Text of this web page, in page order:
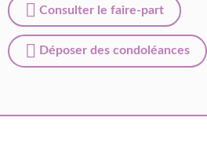
Consulter le faire-part
Déposer des condoléances